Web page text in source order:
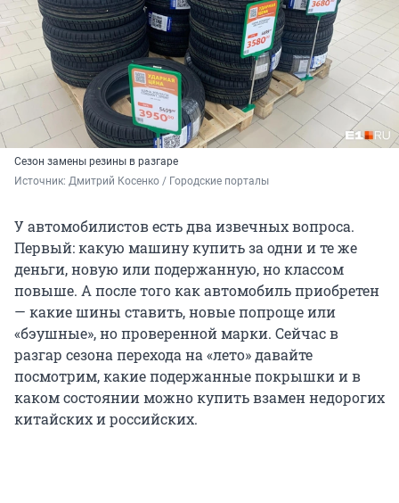
Сезон замены резины в разгаре
Источник: Дмитрий Косенко / Городские порталы
У автомобилистов есть два извечных вопроса.
Первый: какую машину купить за одни и те же
деньги, новую или подержанную, но классом
повыше. А после того как автомобиль приобретен
— какие шины ставить, новые попроще или
«бэушные», но проверенной марки. Сейчас в
разгар сезона перехода на «лето» давайте
посмотрим, какие подержанные покрышки и в
каком состоянии можно купить взамен недорогих
китайских и российских.